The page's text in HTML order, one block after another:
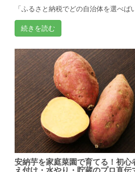
「ふるさと納税でどの自治体を選べば
続きを読む
安納芋を家庭菜園で育てる！初心
え付け・水やり・貯蔵のプロ直伝